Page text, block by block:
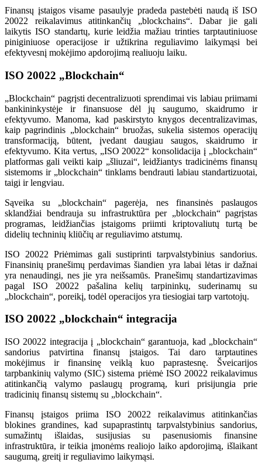
Finansų įstaigos visame pasaulyje pradeda pastebėti naudą iš ISO
20022 reikalavimus atitinkančių „blockchains“. Dabar jie gali
laikytis ISO standartų, kurie leidžia mažiau trinties tarptautiniuose
piniginiuose operacijose ir užtikrina reguliavimo laikymąsi bei
efektyvesnį mokėjimo apdorojimą realiuoju laiku.
ISO 20022 „Blockchain“
„Blockchain“ pagrįsti decentralizuoti sprendimai vis labiau priimami
bankininkystėje ir finansuose dėl jų saugumo, skaidrumo ir
efektyvumo. Manoma, kad paskirstyto knygos decentralizavimas,
kaip pagrindinis „blockchain“ bruožas, sukelia sistemos operacijų
transformaciją, būtent, įvedant daugiau saugos, skaidrumo ir
efektyvumo. Kita vertus, „ISO 20022“ konsolidacija į „blockchain“
platformas gali veikti kaip „šliuzai“, leidžiantys tradicinėms finansų
sistemoms ir „blockchain“ tinklams bendrauti labiau standartizuotai,
taigi ir lengviau.
Sąveika su „blockchain“ pagerėja, nes finansinės paslaugos
sklandžiai bendrauja su infrastruktūra per „blockchain“ pagrįstas
programas, leidžiančias įstaigoms priimti kriptovaliutų turtą be
didelių techninių kliūčių ar reguliavimo atstumų.
ISO 20022 Priėmimas gali sustiprinti tarpvalstybinius sandorius.
Finansinių pranešimų perdavimas šiandien yra labai lėtas ir dažnai
yra nenaudingi, nes jie yra neišsamūs. Pranešimų standartizavimas
pagal ISO 20022 pašalina kelių tarpininkų, suderinamų su
„blockchain“, poreikį, todėl operacijos yra tiesiogiai tarp vartotojų.
ISO 20022 „blockchain“ integracija
ISO 20022 integracija į „blockchain“ garantuoja, kad „blockchain“
sandorius patvirtina finansų įstaigos. Tai daro tarptautines
mokėjimus ir finansinę veiklą kuo paprastesnę. Šveicarijos
tarpbankinių valymo (SIC) sistema priėmė ISO 20022 reikalavimus
atitinkančią valymo paslaugų programą, kuri prisijungia prie
tradicinių finansų sistemų su „blockchain“.
Finansų įstaigos priima ISO 20022 reikalavimus atitinkančias
blokines grandines, kad supaprastintų tarpvalstybinius sandorius,
sumažintų išlaidas, susijusias su pasenusiomis finansine
infrastruktūra, ir teikia įmonėms realiojo laiko apdorojimą, išlaikant
saugumą, greitį ir reguliavimo laikymąsi.